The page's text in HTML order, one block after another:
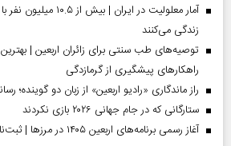
آمار معلولیت در ایران |
زندگی می‌کنند
توصیه‌های طب سنتی برای زائران اربعین |
راهکارهای پیشگیری از گرمازدگی
راز ماندگاری «رادیو اربعین» از زبان دو گوینده؛
ستارگانی که در جام جهانی ۲۰۲۶ بازی نکردند